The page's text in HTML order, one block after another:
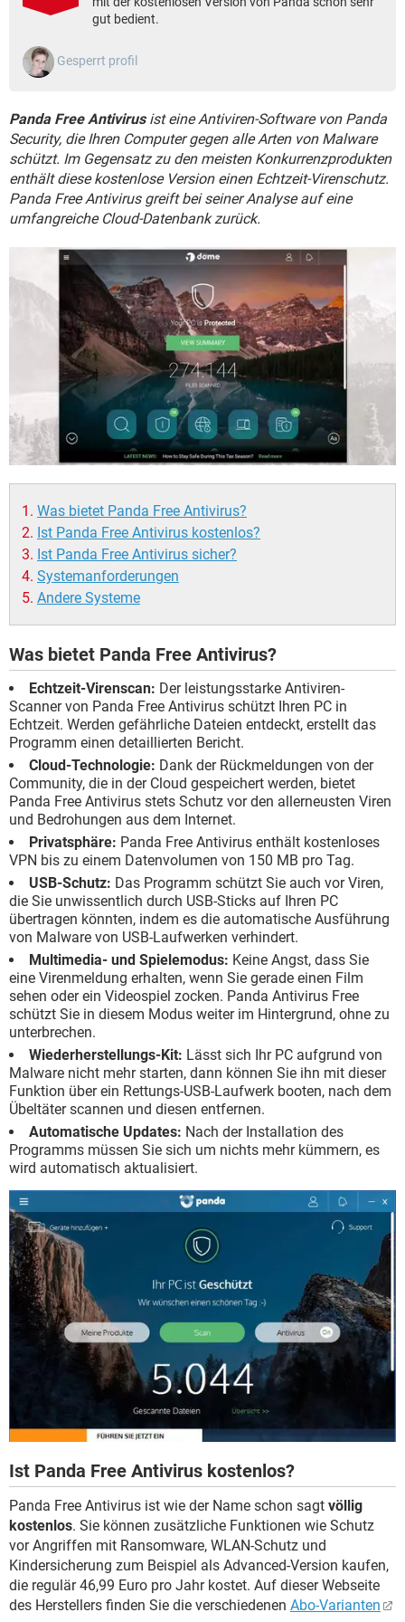
FACEBOOK HARDWARE
gut bedient.
Gesperrt profil
Panda Free Antivirusist eine Antiviren-Software von Panda
Security, die Ihren Computer gegen alle Arten von Malware
schützt. Im Gegensatz zu den meisten Konkurrenzprodukten
enthält diese kostenlose Version einen Echtzeit-Virenschutz.
Panda Free Antivirus greift bei seiner Analyse auf eine
umfangreiche Cloud-Datenbank zurück.
Was bietet Panda Free Antivirus?
Ist Panda Free Antivirus kostenlos?
Ist Panda Free Antivirus sicher?
Systemanforderungen
Andere Systeme
Was bietet Panda Free Antivirus?
Echtzeit-Virenscan: Der leistungsstarke Antiviren-
Scanner von Panda Free Antivirus schützt Ihren PC in
Echtzeit. Werden gefährliche Dateien entdeckt, erstellt das
Programm einen detaillierten Bericht.
Cloud-Technologie: Dank der Rückmeldungen von der
Community, die in der Cloud gespeichert werden, bietet
Panda Free Antivirus stets Schutz vor den allerneusten Viren
und Bedrohungen aus dem Internet.
Privatsphäre: Panda Free Antivirus enthält kostenloses
VPN bis zu einem Datenvolumen von 150 MB pro Tag.
USB-Schutz: Das Programm schützt Sie auch vor Viren,
die Sie unwissentlich durch USB-Sticks auf Ihren PC
übertragen könnten, indem es die automatische Ausführung
von Malware von USB-Laufwerken verhindert.
Multimedia- und Spielemodus: Keine Angst, dass Sie
eine Virenmeldung erhalten, wenn Sie gerade einen Film
sehen oder ein Videospiel zocken. Panda Antivirus Free
schützt Sie in diesem Modus weiter im Hintergrund, ohne zu
unterbrechen.
Wiederherstellungs-Kit: Lässt sich Ihr PC aufgrund von
Malware nicht mehr starten, dann können Sie ihn mit dieser
Funktion über ein Rettungs-USB-Laufwerk booten, nach dem
Übeltäter scannen und diesen entfernen.
Automatische Updates: Nach der Installation des
Programms müssen Sie sich um nichts mehr kümmern, es
wird automatisch aktualisiert.
Ist Panda Free Antivirus kostenlos?
Panda Free Antivirus ist wie der Name schon sagt völlig
kostenlos. Sie können zusätzliche Funktionen wie Schutz
vor Angriffen mit Ransomware, WLAN-Schutz und
Kindersicherung zum Beispiel als Advanced-Version kaufen,
die regulär 46,99 Euro pro Jahr kostet. Auf dieser Webseite
des Herstellers finden Sie die verschiedenen Abo-Varianten